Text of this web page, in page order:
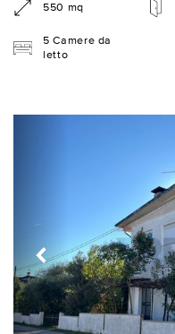
550 mq
5 Camere da
letto